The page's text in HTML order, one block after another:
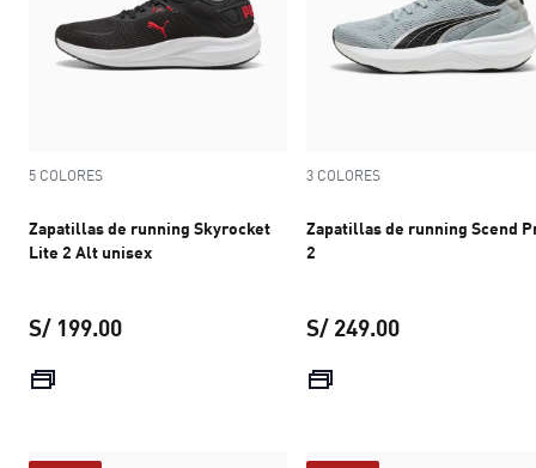
5 COLORES
Zapatillas de running Skyrocket
Lite 2 Alt unisex
S/ 199.00
precio actual S/ 199.00
3 COLORES
Zapatillas de running Scend
2
S/ 249.00